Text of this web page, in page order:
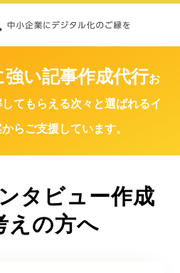
強い記事作成代行お
てもらえる次々と選ばれるイ
らご支援しています。
タビュー作成
えの方へ